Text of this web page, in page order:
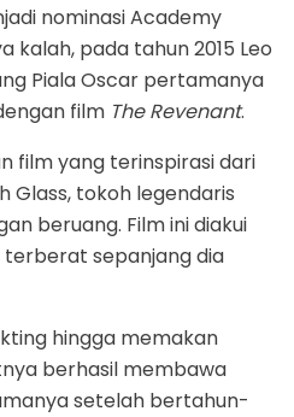
nominasi Academy
kalah, pada tahun 2015 Leo
Piala Oscar pertamanya
film The Revenant.
film yang terinspirasi dari
Glass, tokoh legendaris
beruang. Film ini diakui
sepanjang dia
hingga memakan
berhasil membawa
setelah bertahun-